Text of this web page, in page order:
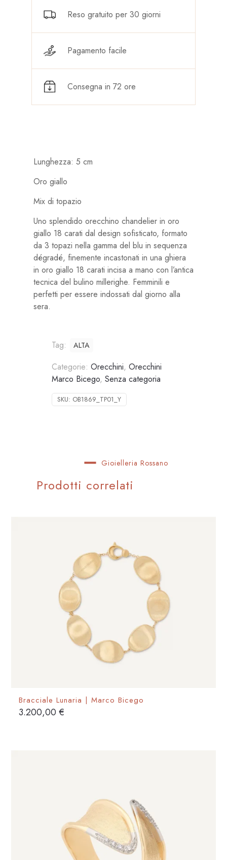
Reso gratuito per 30 giorni
Pagamento facile
Consegna in 72 ore
Lunghezza: 5 cm
Oro giallo
Mix di topazio
Uno splendido orecchino chandelier in oro
giallo 18 carati dal design sofisticato, formato
da 3 topazi nella gamma del blu in sequenza
dégradé, finemente incastonati in una ghiera
in oro giallo 18 carati incisa a mano con l’antica
tecnica del bulino millerighe. Femminili e
perfetti per essere indossati dal giorno alla
sera.
Tag: ALTA
Categorie:Orecchini,Orecchini
Marco Bicego,Senza categoria
SKU: OB1869_TP01_Y
Gioielleria Rossano
Prodotti correlati
Bracciale Lunaria | Marco Bicego
3.200,00€